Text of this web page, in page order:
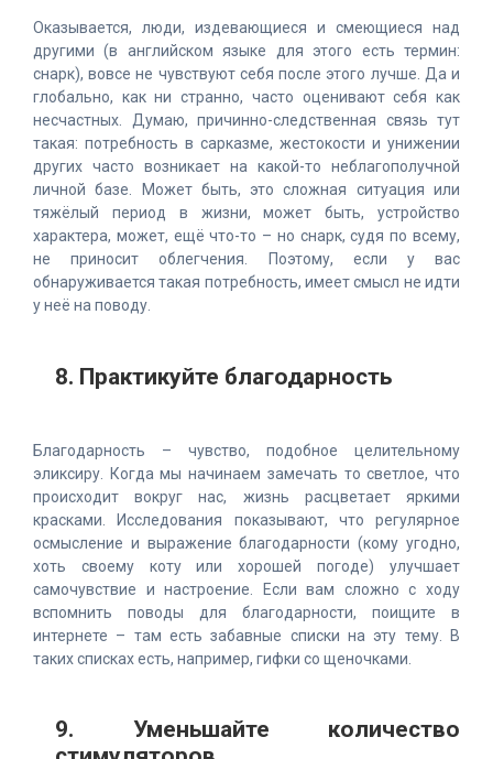
Оказывается, люди, издевающиеся и смеющиеся над
другими (в английском языке для этого есть термин:
снарк), вовсе не чувствуют себя после этого лучше. Да и
глобально, как ни странно, часто оценивают себя как
несчастных. Думаю, причинно-следственная связь тут
такая: потребность в сарказме, жестокости и унижении
других часто возникает на какой-то неблагополучной
личной базе. Может быть, это сложная ситуация или
тяжёлый период в жизни, может быть, устройство
характера, может, ещё что-то – но снарк, судя по всему,
не приносит облегчения. Поэтому, если у вас
обнаруживается такая потребность, имеет смысл не идти
у неё на поводу.
8. Практикуйте благодарность
Благодарность – чувство, подобное целительному
эликсиру. Когда мы начинаем замечать то светлое, что
происходит вокруг нас, жизнь расцветает яркими
красками. Исследования показывают, что регулярное
осмысление и выражение благодарности (кому угодно,
хоть своему коту или хорошей погоде) улучшает
самочувствие и настроение. Если вам сложно с ходу
вспомнить поводы для благодарности, поищите в
интернете – там есть забавные списки на эту тему. В
таких списках есть, например, гифки со щеночками.
9. Уменьшайте количество